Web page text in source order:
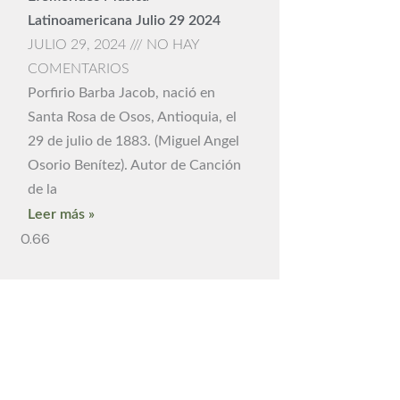
Latinoamericana Julio 29 2024
JULIO 29, 2024
NO HAY
COMENTARIOS
Porfirio Barba Jacob, nació en
Santa Rosa de Osos, Antioquia, el
29 de julio de 1883. (Miguel Angel
Osorio Benítez). Autor de Canción
de la
Leer más »